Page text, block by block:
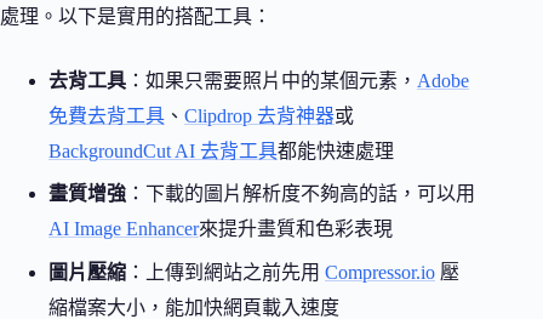
處理。以下是實用的搭配工具：
去背工具 ：如果只需要照片中的某個元素， Adobe
免費去背工具 、 Clipdrop 去背神器或
BackgroundCut AI 去背工具都能快速處理
畫質增強 ：下載的圖片解析度不夠高的話，可以用
AI Image Enhancer來提升畫質和色彩表現
圖片壓縮 ：上傳到網站之前先用 Compressor.io 壓
縮檔案大小，能加快網頁載入速度